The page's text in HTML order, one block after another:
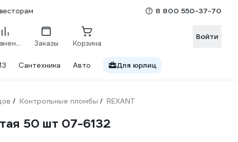
8 800 550-37-70
Сравнение Заказы Корзина
Войти
Сантехника Авто Для юрлиц
/ Контрольные пломбы / REXANT
50 шт 07-6132